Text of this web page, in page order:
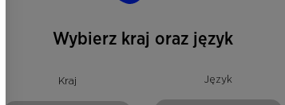
Wybierz kraj oraz język
Kraj Język